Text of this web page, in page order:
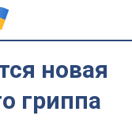
новая
гриппа